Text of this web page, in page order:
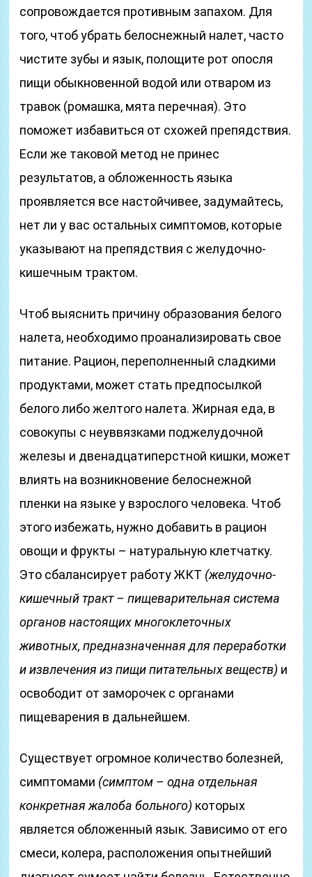
сопровождается противным запахом. Для
того, чтоб убрать белоснежный налет, часто
чистите зубы и язык, полощите рот опосля
пищи обыкновенной водой или отваром из
травок (ромашка, мята перечная). Это
поможет избавиться от схожей препядствия.
Если же таковой метод не принес
результатов, а обложенность языка
проявляется все настойчивее, задумайтесь,
нет ли у вас остальных симптомов, которые
указывают на препядствия с желудочно-
кишечным трактом.
Чтоб выяснить причину образования белого
налета, необходимо проанализировать свое
питание. Рацион, переполненный сладкими
продуктами, может стать предпосылкой
белого либо желтого налета. Жирная еда, в
совокупы с неуввязками поджелудочной
железы и двенадцатиперстной кишки, может
влиять на возникновение белоснежной
пленки на языке у взрослого человека. Чтоб
этого избежать, нужно добавить в рацион
овощи и фрукты – натуральную клетчатку.
Это сбалансирует работу ЖКТ (желудочно-
кишечный тракт – пищеварительная система
органов настоящих многоклеточных
животных, предназначенная для переработки
и извлечения из пищи питательных веществ) и
освободит от заморочек с органами
пищеварения в дальнейшем.
Существует огромное количество болезней,
симптомами (симптом – одна отдельная
конкретная жалоба больного) которых
является обложенный язык. Зависимо от его
смеси, колера, расположения опытнейший